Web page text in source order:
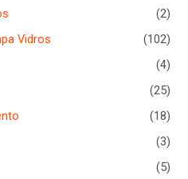
(2)
Vidros
(102)
(4)
(25)
(18)
(3)
(5)